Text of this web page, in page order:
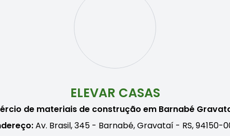
ELEVAR CASAS
de materiais de construção em Barnabé
Av. Brasil, 345 - Barnabé, Gravataí - RS, 94150-